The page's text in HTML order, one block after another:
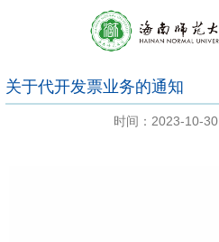
关于代开发票业务的通知
时间：2023-10-30